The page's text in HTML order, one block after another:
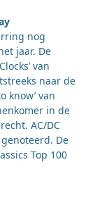
nog
jaar. De
van
naar de
know’ van
in de
AC/DC
De
Top 100